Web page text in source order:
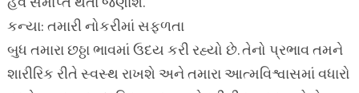
કન્યા: તમારી નોકરીમાં સફળતા
બુધ તમારા છઠ્ઠા ભાવમાં ઉદય કરી રહ્યો છે. તેનો પ્રભાવ તમને
શારીરિક રીતે સ્વસ્થ રાખશે અને તમારા આત્મવિશ્વાસમાં વધારો